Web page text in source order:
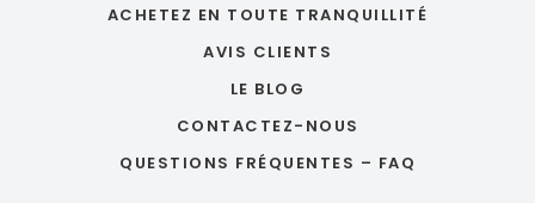
ACHETEZ EN TOUTE TRANQUILLITÉ
AVIS CLIENTS
LE BLOG
CONTACTEZ-NOUS
QUESTIONS FRÉQUENTES – FAQ